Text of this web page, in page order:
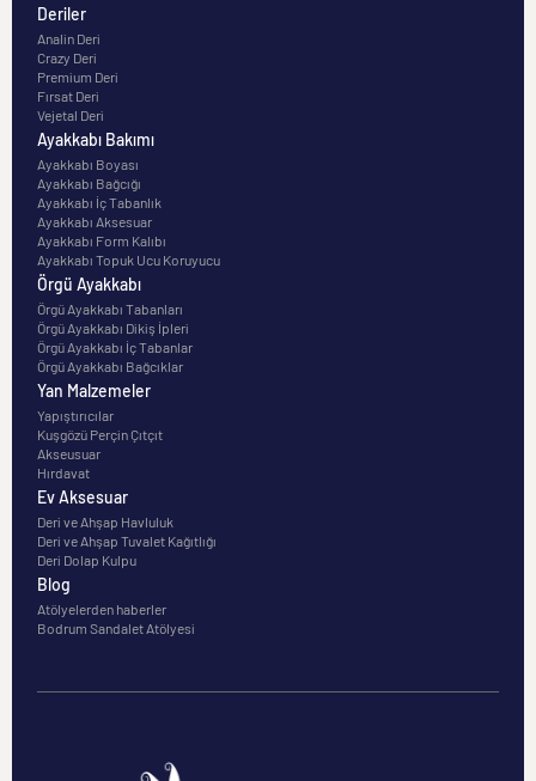
Deriler
Analin Deri
Crazy Deri
Premium Deri
Fırsat Deri
Vejetal Deri
Ayakkabı Bakımı
Ayakkabı Boyası
Ayakkabı Bağcığı
Ayakkabı İç Tabanlık
Ayakkabı Aksesuar
Ayakkabı Form Kalıbı
Ayakkabı Topuk Ucu Koruyucu
Örgü Ayakkabı
Örgü Ayakkabı Tabanları
Örgü Ayakkabı Dikiş İpleri
Örgü Ayakkabı İç Tabanlar
Örgü Ayakkabı Bağcıklar
Yan Malzemeler
Yapıştırıcılar
Kuşgözü Perçin Çıtçıt
Akseusuar
Hırdavat
Ev Aksesuar
Deri ve Ahşap Havluluk
Deri ve Ahşap Tuvalet Kağıtlığı
Deri Dolap Kulpu
Blog
Atölyelerden haberler
Bodrum Sandalet Atölyesi